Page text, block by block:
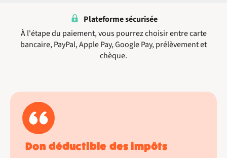
Plateforme sécurisée
À l'étape du paiement, vous pourrez choisir entre carte
bancaire, PayPal, Apple Pay, Google Pay, prélèvement et
chèque.
Don déductible des impôts